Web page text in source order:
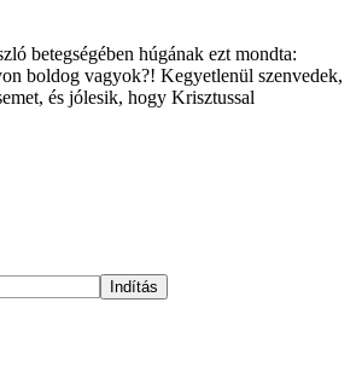
betegségében húgának ezt mondta:
boldog vagyok?! Kegyetlenül szenvedek,
és jólesik, hogy Krisztussal
Indítás